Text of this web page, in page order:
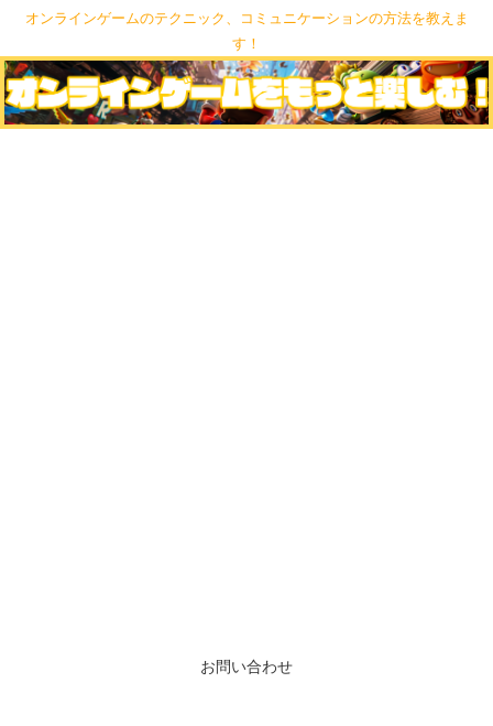
オンラインゲームのテクニック、コミュニケーションの方法を教えま
す！
お問い合わせ